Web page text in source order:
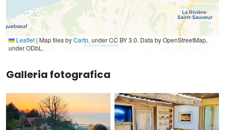
Leaflet | Map tiles byCarto, under CC BY 3.0. Data by OpenStreetMap,
under ODbL.
Galleria fotografica